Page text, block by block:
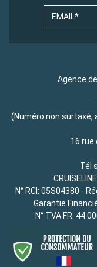
EMAIL*
Agence
(Numéro non surtaxé,
16 rue
Tél
N° RCI: 05S04380 -
Garantie
N° TVA FR. 44